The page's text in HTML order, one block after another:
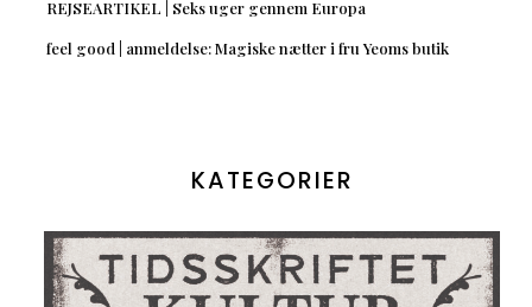
REJSEARTIKEL | Seks uger gennem Europa
feel good | anmeldelse: Magiske nætter i fru Yeoms butik
KATEGORIER